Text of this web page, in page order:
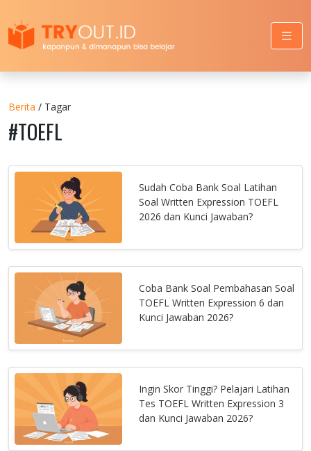
Berita / Tagar
#TOEFL
Sudah Coba Bank Soal Latihan
Soal Written Expression TOEFL
2026 dan Kunci Jawaban?
Coba Bank Soal Pembahasan Soal
TOEFL Written Expression 6 dan
Kunci Jawaban 2026?
Ingin Skor Tinggi? Pelajari Latihan
Tes TOEFL Written Expression 3
dan Kunci Jawaban 2026?